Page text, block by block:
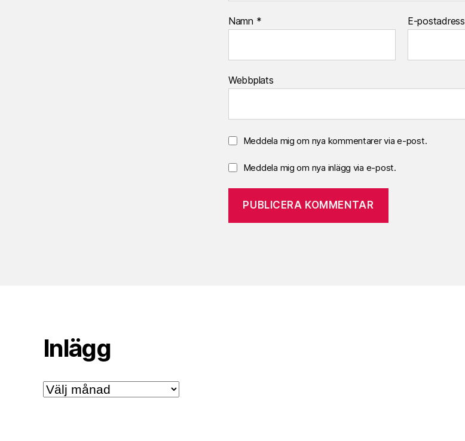
Namn * E-postadress
Webbplats
Meddela mig om nya kommentarer via e-post.
Meddela mig om nya inlägg via e-post.
Inlägg
Inlägg